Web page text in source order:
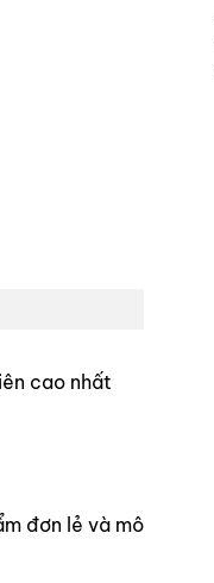
cao nhất
đơn lẻ và mô